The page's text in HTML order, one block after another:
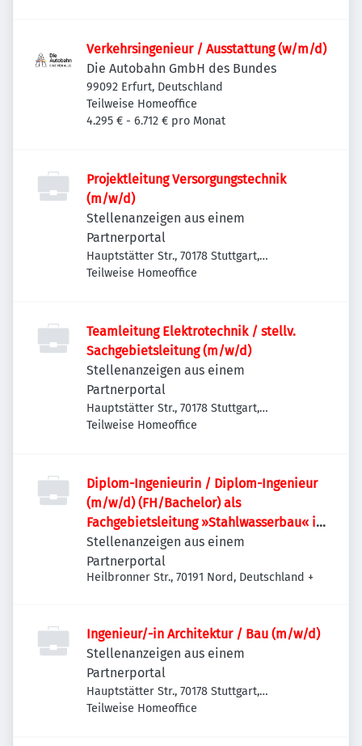
Verkehrsingenieur / Ausstattung (w/m/d)
Die Autobahn GmbH des Bundes
99092 Erfurt, Deutschland
Teilweise Homeoffice
4.295 € - 6.712 € pro Monat
Projektleitung Versorgungstechnik
(m/w/d)
Stellenanzeigen aus einem
Partnerportal
Hauptstätter Str., 70178 Stuttgart,
Deutschland
Teilweise Homeoffice
Teamleitung Elektrotechnik / stellv.
Sachgebietsleitung (m/w/d)
Stellenanzeigen aus einem
Partnerportal
Hauptstätter Str., 70178 Stuttgart,
Deutschland
Teilweise Homeoffice
Diplom-Ingenieurin / Diplom-Ingenieur
(m/w/d) (FH/Bachelor) als
Fachgebietsleitung »Stahlwasserbau« im
Fachbereich Wasserstraße
Stellenanzeigen aus einem
Partnerportal
Heilbronner Str., 70191 Nord, Deutschland +
Ingenieur/-in Architektur / Bau (m/w/d)
Stellenanzeigen aus einem
Partnerportal
Hauptstätter Str., 70178 Stuttgart,
Deutschland
Teilweise Homeoffice